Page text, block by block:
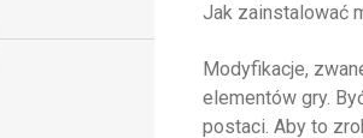
Jak zainstalować
Modyfikacje,
elementów gry.
postaci. Aby to